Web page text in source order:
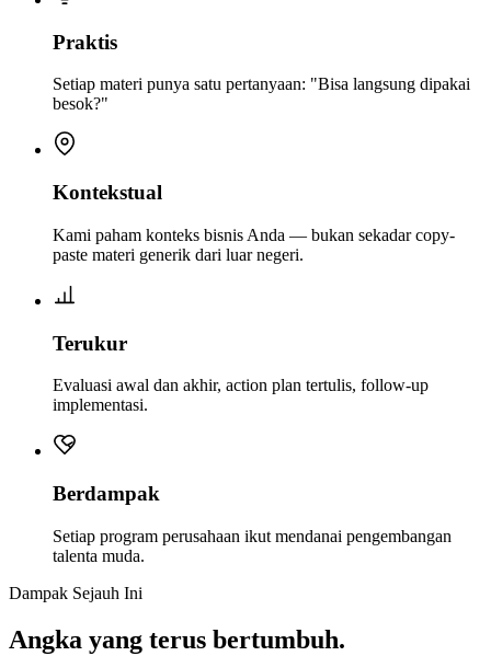
Praktis
Setiap materi punya satu pertanyaan: "Bisa langsung dipakai
besok?"
Kontekstual
Kami paham konteks bisnis Anda — bukan sekadar copy-
paste materi generik dari luar negeri.
Terukur
Evaluasi awal dan akhir, action plan tertulis, follow-up
implementasi.
Berdampak
Setiap program perusahaan ikut mendanai pengembangan
talenta muda.
Dampak Sejauh Ini
Angka yang terus bertumbuh.